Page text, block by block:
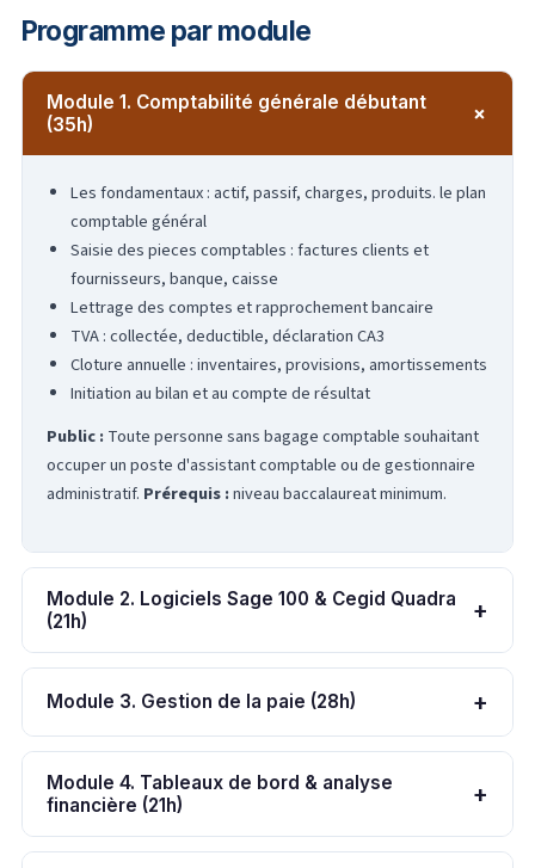
Programme par module
Module 1. Comptabilité générale débutant
(35h)
+
Les fondamentaux : actif, passif, charges, produits. le plan
comptable général
Saisie des pieces comptables : factures clients et
fournisseurs, banque, caisse
Lettrage des comptes et rapprochement bancaire
TVA : collectée, deductible, déclaration CA3
Cloture annuelle : inventaires, provisions, amortissements
Initiation au bilan et au compte de résultat
Public : Toute personne sans bagage comptable souhaitant
occuper un poste d'assistant comptable ou de gestionnaire
administratif. Prérequis :niveau baccalaureat minimum.
Module 2. Logiciels Sage 100 & Cegid Quadra
(21h)
+
Module 3. Gestion de la paie (28h) +
Module 4. Tableaux de bord & analyse
financière (21h)
+